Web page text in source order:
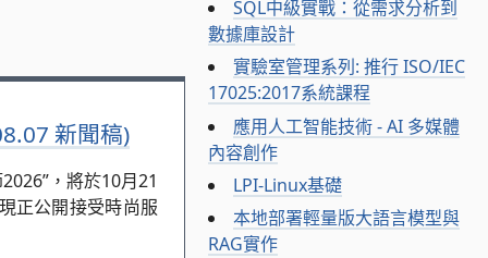
新聞稿)
，將於10月21
正公開接受時尚服
SQL中級實戰：從需求分析到
數據庫設計
實驗室管理系列: 推行 ISO/IEC
17025:2017系統課程
應用人工智能技術 - AI 多媒體
內容創作
LPI-Linux基礎
本地部署輕量版大語言模型與
RAG實作